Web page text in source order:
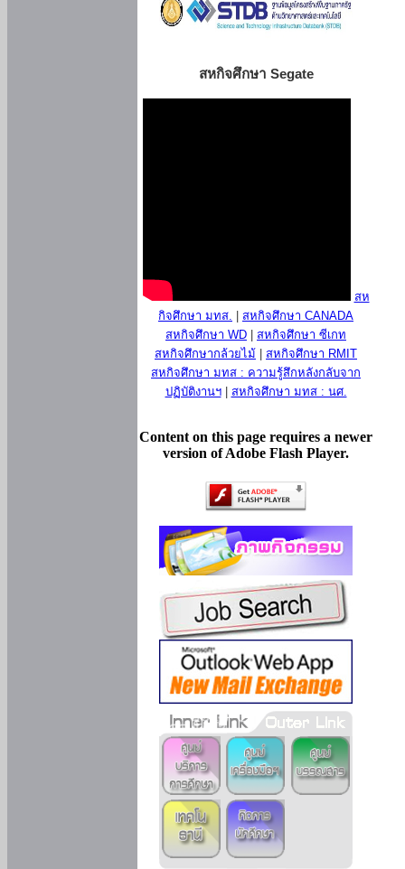
สหกิจศึกษา Segate
สห
กิจศึกษา มทส.
สหกิจศึกษา CANADA
สหกิจศึกษา WD
สหกิจศึกษา ซีเกท
สหกิจศึกษากล้วยไม้
สหกิจศึกษา RMIT
สหกิจศึกษา มทส : ความรู้สึกหลังกลับจาก
ปฏิบัติงานฯ| สหกิจศึกษา มทส : นศ.
Content on this page requires a newer
version of Adobe Flash Player.